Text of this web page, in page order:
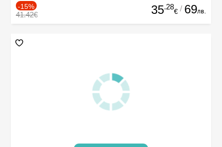
-15%
41.42€ 35.28
€ / 69лв.